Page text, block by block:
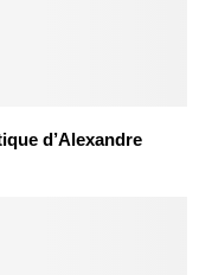
d’Alexandre